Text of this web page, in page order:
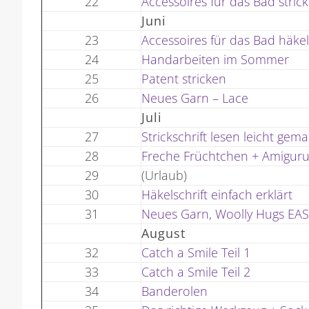
Juni
23
Accessoires für das Bad
24
Handarbeiten im Sommer
25
Patent stricken
26
Neues Garn – Lace
Juli
27
Strickschrift lesen leicht
28
Freche Früchtchen +
29
(Urlaub)
30
Häkelschrift einfach erklärt
31
Neues Garn, Woolly Hugs
August
32
Catch a Smile Teil 1
33
Catch a Smile Teil 2
34
Banderolen